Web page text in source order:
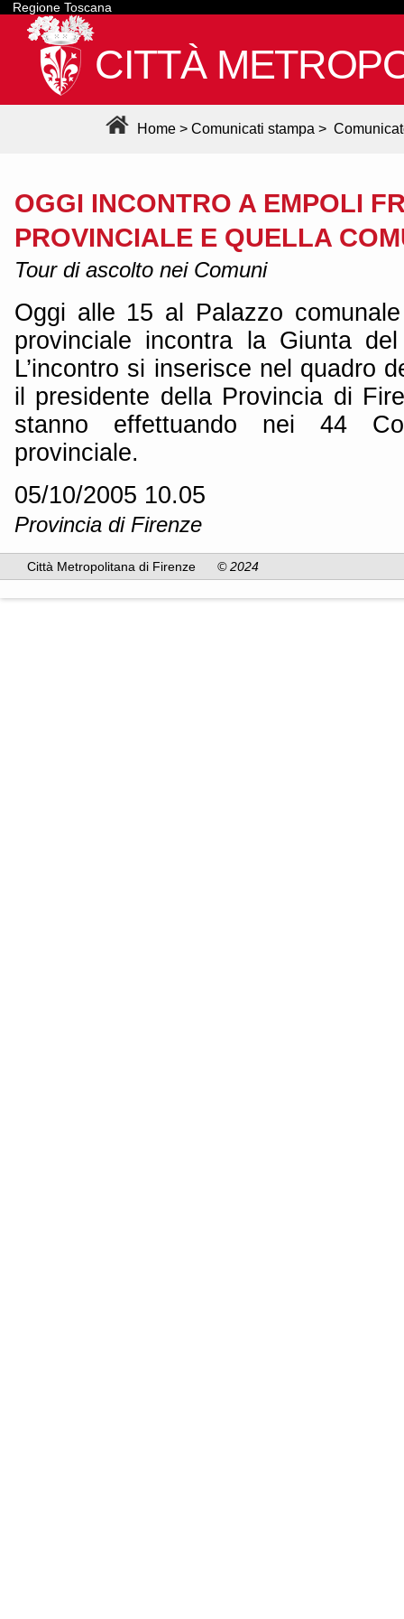
Regione Toscana
CITTÀ
Home > Comunicati stampa >
OGGI INCONTRO A EMPOLI
PROVINCIALE E QUELLA
Tour di ascolto nei Comuni
Oggi alle 15 al Palazzo
provinciale incontra la Giunta
L’incontro si inserisce nel quadro
il presidente della Provincia di
stanno effettuando nei 44
provinciale.
05/10/2005 10.05
Provincia di Firenze
Città Metropolitana di Firenze © 2024